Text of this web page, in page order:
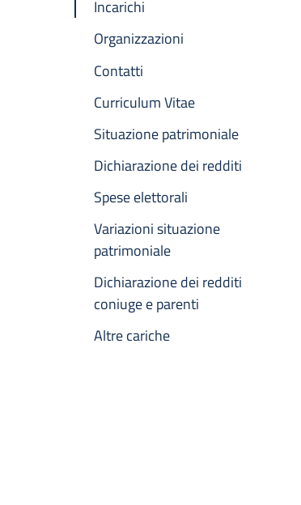
Incarichi
Organizzazioni
Contatti
Curriculum Vitae
Situazione patrimoniale
Dichiarazione dei redditi
Spese elettorali
Variazioni situazione
patrimoniale
Dichiarazione dei redditi
coniuge e parenti
Altre cariche